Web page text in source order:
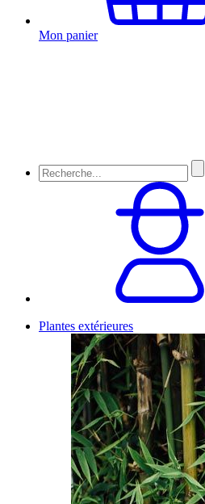
Mon panier
Plantes extérieures